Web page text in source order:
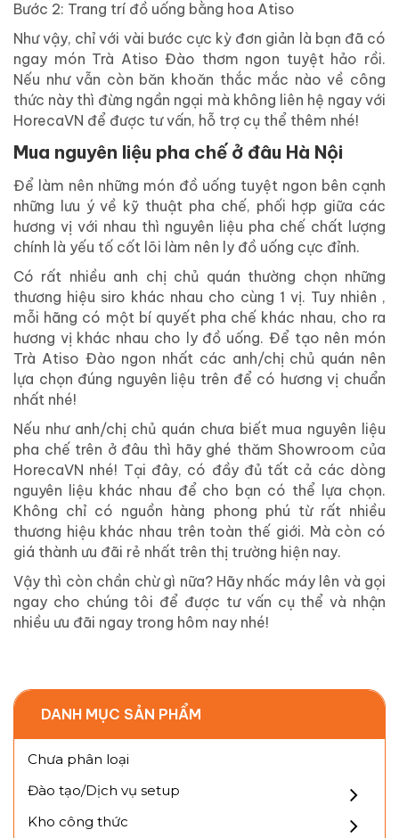
Bước 2: Trang trí đồ uống bằng hoa Atiso
Như vậy, chỉ với vài bước cực kỳ đơn giản là bạn đã có
ngay món Trà Atiso Đào thơm ngon tuyệt hảo rồi.
Nếu như vẫn còn băn khoăn thắc mắc nào về công
thức này thì đừng ngần ngại mà không liên hệ ngay với
HorecaVN để được tư vấn, hỗ trợ cụ thể thêm nhé!
Mua nguyên liệu pha chế ở đâu Hà Nội
Để làm nên những món đồ uống tuyệt ngon bên cạnh
những lưu ý về kỹ thuật pha chế, phối hợp giữa các
hương vị với nhau thì nguyên liệu pha chế chất lượng
chính là yếu tố cốt lõi làm nên ly đồ uống cực đỉnh.
Có rất nhiều anh chị chủ quán thường chọn những
thương hiệu siro khác nhau cho cùng 1 vị. Tuy nhiên ,
mỗi hãng có một bí quyết pha chế khác nhau, cho ra
hương vị khác nhau cho ly đồ uống. Để tạo nên món
Trà Atiso Đào ngon nhất các anh/chị chủ quán nên
lựa chọn đúng nguyên liệu trên để có hương vị chuẩn
nhất nhé!
Nếu như anh/chị chủ quán chưa biết mua nguyên liệu
pha chế trên ở đâu thì hãy ghé thăm Showroom của
HorecaVN nhé! Tại đây, có đầy đủ tất cả các dòng
nguyên liệu khác nhau để cho bạn có thể lựa chọn.
Không chỉ có nguồn hàng phong phú từ rất nhiều
thương hiệu khác nhau trên toàn thế giới. Mà còn có
giá thành ưu đãi rẻ nhất trên thị trường hiện nay.
Vậy thì còn chần chừ gì nữa? Hãy nhấc máy lên và gọi
ngay cho chúng tôi để được tư vấn cụ thể và nhận
nhiều ưu đãi ngay trong hôm nay nhé!
DANH MỤC SẢN PHẨM
Chưa phân loại
Đào tạo/Dịch vụ setup
Kho công thức